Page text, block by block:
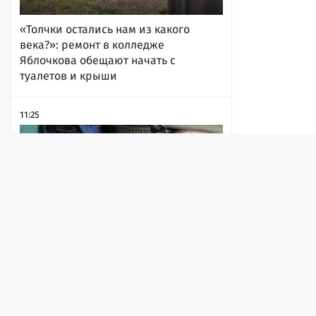
«Толчки остались нам из какого
века?»: ремонт в колледже
Яблочкова обещают начать с
туалетов и крыши
11:25